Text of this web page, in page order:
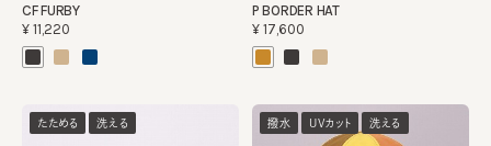
CF FURBY
¥11,220
P BORDER HAT
¥17,600
たためる 洗える 撥水 UVカット 洗える